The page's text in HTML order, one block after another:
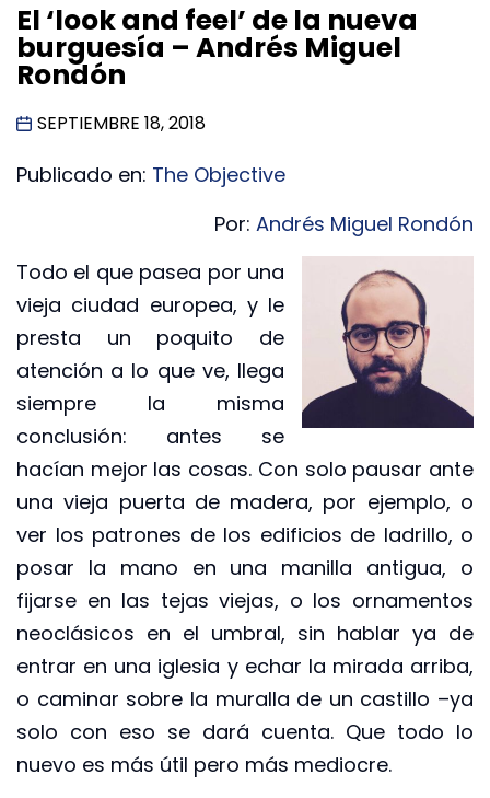
El ‘look and feel’ de la nueva
burguesía – Andrés Miguel
Rondón
SEPTIEMBRE 18, 2018
Publicado en: The Objective
Por: Andrés Miguel Rondón
Todo el que pasea por una
vieja ciudad europea, y le
presta un poquito de
atención a lo que ve, llega
siempre la misma
conclusión: antes se
hacían mejor las cosas. Con solo pausar ante
una vieja puerta de madera, por ejemplo, o
ver los patrones de los edificios de ladrillo, o
posar la mano en una manilla antigua, o
fijarse en las tejas viejas, o los ornamentos
neoclásicos en el umbral, sin hablar ya de
entrar en una iglesia y echar la mirada arriba,
o caminar sobre la muralla de un castillo –ya
solo con eso se dará cuenta. Que todo lo
nuevo es más útil pero más mediocre.